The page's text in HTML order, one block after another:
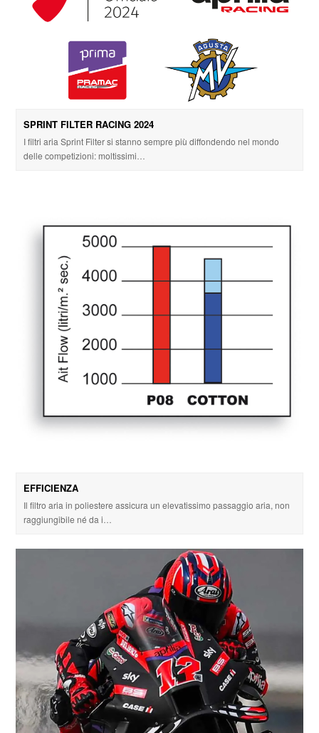
SPRINT FILTER RACING 2024
I filtri aria Sprint Filter si stanno sempre più diffondendo nel mondo
delle competizioni: moltissimi…
EFFICIENZA
Il filtro aria in poliestere assicura un elevatissimo passaggio aria, non
raggiungibile né da i…